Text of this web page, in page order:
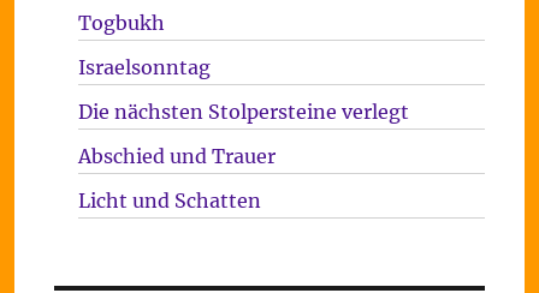
Togbukh
Israelsonntag
Die nächsten Stolpersteine verlegt
Abschied und Trauer
Licht und Schatten